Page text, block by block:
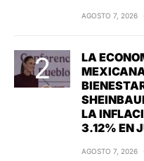
AGOSTO 7, 2026
LA
LA
3.12% EN
AGOSTO 7, 2026